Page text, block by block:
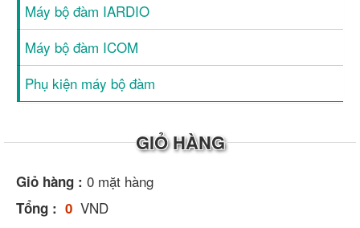
Máy bộ đàm IARDIO
Máy bộ đàm ICOM
Phụ kiện máy bộ đàm
GIỎ HÀNG
Giỏ hàng : 0 mặt hàng
Tổng : 0 VND